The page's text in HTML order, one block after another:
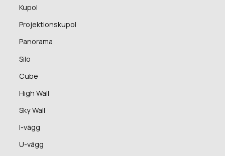
Kupol
Projektionskupol
Panorama
Silo
Cube
High Wall
Sky Wall
I-vägg
U-vägg